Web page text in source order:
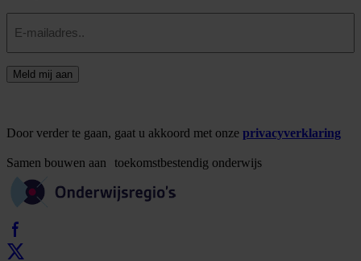
mailadres
Meld mij aan
Door verder te gaan, gaat u akkoord met onze privacyverklaring
Samen bouwen aan toekomstbestendig onderwijs